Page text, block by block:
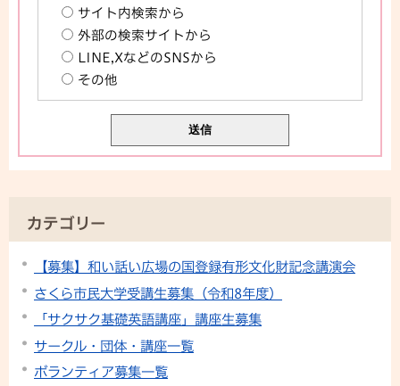
サイト内検索から
外部の検索サイトから
LINE,XなどのSNSから
その他
カテゴリー
【募集】和い話い広場の国登録有形文化財記念講演会
さくら市民大学受講生募集（令和8年度）
「サクサク基礎英語講座」講座生募集
サークル・団体・講座一覧
ボランティア募集一覧